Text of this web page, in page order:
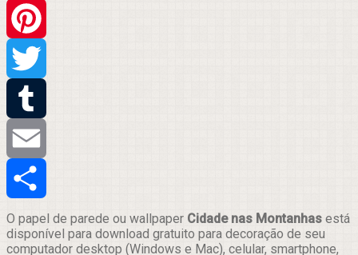
WhatsApp
Pinterest
Twitter
Tumblr
Email
Compartilhar
O papel de parede ou wallpaper Cidade nas Montanhas está
disponível para download gratuito para decoração de seu
computador desktop (Windows e Mac), celular, smartphone,